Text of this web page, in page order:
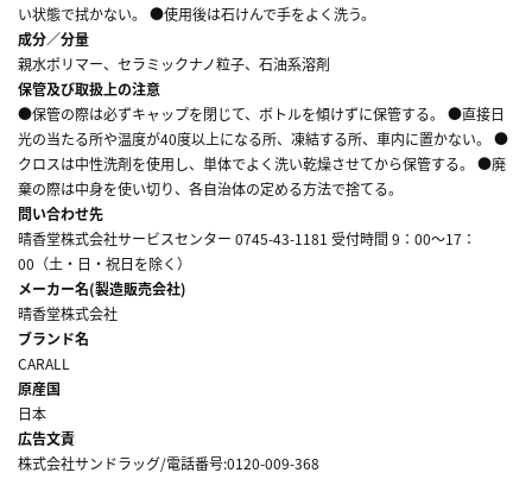
い状態で拭かない。 ●使用後は石けんで手をよく洗う。
成分／分量
親水ポリマー、セラミックナノ粒子、石油系溶剤
保管及び取扱上の注意
●保管の際は必ずキャップを閉じて、ボトルを傾けずに保管する。 ●直接日
光の当たる所や温度が40度以上になる所、凍結する所、車内に置かない。 ●
クロスは中性洗剤を使用し、単体でよく洗い乾燥させてから保管する。 ●廃
棄の際は中身を使い切り、各自治体の定める方法で捨てる。
問い合わせ先
晴香堂株式会社サービスセンター 0745-43-1181 受付時間 9：00～17：
00（土・日・祝日を除く）
メーカー名(製造販売会社)
晴香堂株式会社
ブランド名
CARALL
原産国
日本
広告文責
株式会社サンドラッグ/電話番号:0120-009-368